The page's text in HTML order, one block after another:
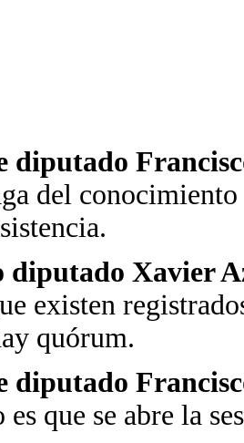
diputado
del
diputado Xavier
existen
quórum.
diputado
que se abre la